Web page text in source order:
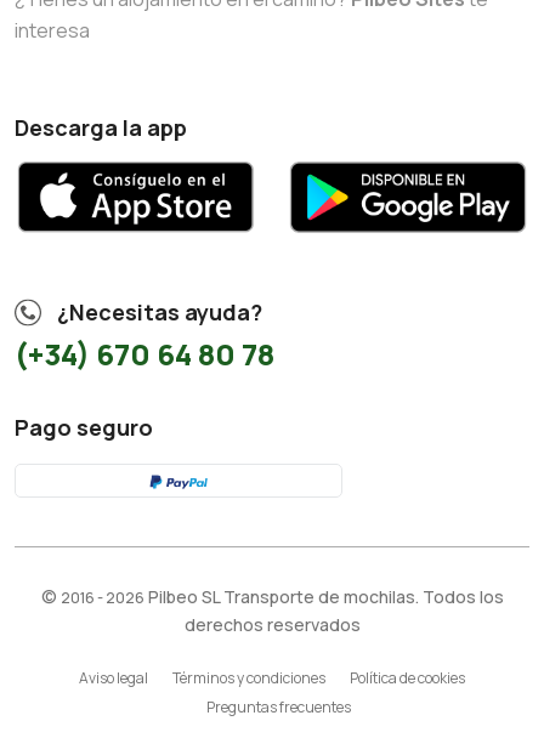
interesa
Descarga la app
¿Necesitas ayuda?
(+34) 670 64 80 78
Pago seguro
© 2016 - 2026 Pilbeo SL Transporte de mochilas. Todos los
derechos reservados
Aviso legal Términos y condiciones
Política de cookies
Preguntas frecuentes